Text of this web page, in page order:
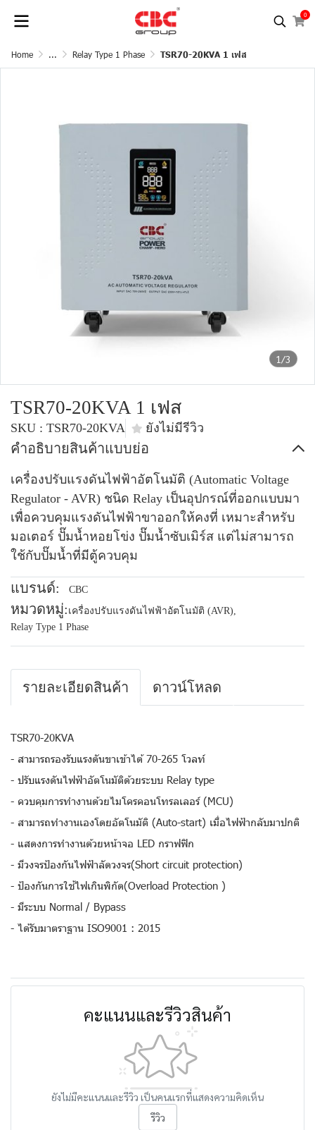
0
Home ... Relay Type 1 Phase TSR70-20KVA 1 เฟส
1/3
TSR70-20KVA 1 เฟส
SKU : TSR70-20KVA ยังไม่มีรีวิว
คำอธิบายสินค้าแบบย่อ
เครื่องปรับแรงดันไฟฟ้าอัตโนมัติ (Automatic Voltage
Regulator - AVR) ชนิด Relay เป็นอุปกรณ์ที่ออกแบบมา
เพื่อควบคุมแรงดันไฟฟ้าขาออกให้คงที่ เหมาะสำหรับ
มอเตอร์ ปั๊มน้ำหอยโข่ง ปั๊มน้ำซับเมิร์ส แต่ไม่สามารถ
ใช้กับปั๊มน้ำที่มีตู้ควบคุม
แบรนด์: CBC
หมวดหมู่: เครื่องปรับแรงดันไฟฟ้าอัตโนมัติ (AVR),
Relay Type 1 Phase
รายละเอียดสินค้า ดาวน์โหลด
TSR70-20KVA
- สามารถรองรับแรงดันขาเข้าได้ 70-265 โวลท์
- ปรับแรงดันไฟฟ้าอัตโนมัติด้วยระบบ Relay type
- ควบคุมการทำงานด้วยไมโครคอนโทรลเลอร์ (MCU)
- สามารถทำงานเองโดยอัตโนมัติ (Auto-start) เมื่อไฟฟ้ากลับมาปกติ
- แสดงการทำงานด้วยหน้าจอ LED กราฟฟิก
- มีวงจรป้องกันไฟฟ้าลัดวงจร(Short circuit protection)
- ป้องกันการใช้ไฟเกินพิกัด(Overload Protection )
- มีระบบ Normal / Bypass
- ได้รับมาตราฐาน ISO9001 : 2015
คะแนนและรีวิวสินค้า
ยังไม่มีคะแนนและรีวิว เป็นคนแรกที่แสดงความคิดเห็น
รีวิว